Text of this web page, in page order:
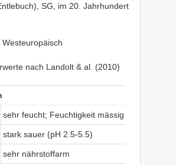
SG, im 20. Jahrhundert
nach Landolt & al. (2010)
sehr feucht; Feuchtigkeit mässig wechselnd (
stark sauer (pH 2.5-5.5)
sehr nährstoffarm